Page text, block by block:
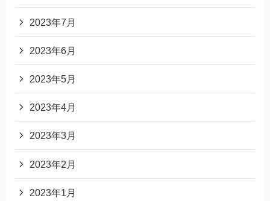
2023年7月
2023年6月
2023年5月
2023年4月
2023年3月
2023年2月
2023年1月